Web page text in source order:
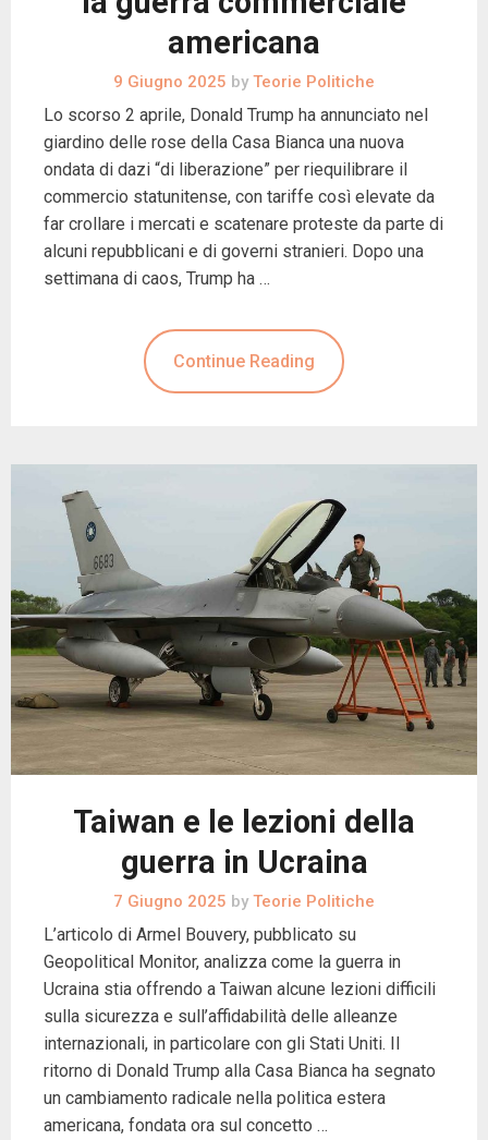
americana
9 Giugno 2025 by Teorie Politiche
Lo scorso 2 aprile, Donald Trump ha annunciato nel
giardino delle rose della Casa Bianca una nuova
ondata di dazi “di liberazione” per riequilibrare il
commercio statunitense, con tariffe così elevate da
far crollare i mercati e scatenare proteste da parte di
alcuni repubblicani e di governi stranieri. Dopo una
settimana di caos, Trump ha …
Continue Reading
Taiwan e le lezioni della
guerra in Ucraina
7 Giugno 2025 by Teorie Politiche
L’articolo di Armel Bouvery, pubblicato su
Geopolitical Monitor, analizza come la guerra in
Ucraina stia offrendo a Taiwan alcune lezioni difficili
sulla sicurezza e sull’affidabilità delle alleanze
internazionali, in particolare con gli Stati Uniti. Il
ritorno di Donald Trump alla Casa Bianca ha segnato
un cambiamento radicale nella politica estera
americana, fondata ora sul concetto …